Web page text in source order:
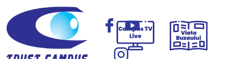
Campus
Viața